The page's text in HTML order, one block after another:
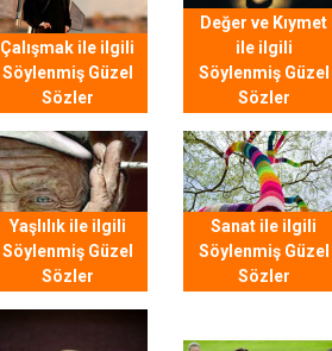
Çalışmak ile ilgili
Söylenmiş Güzel
Sözler
Değer ve Kıymet
ile ilgili
Söylenmiş Güzel
Sözler
Yaşlılık ile ilgili
Söylenmiş Güzel
Sözler
Sanat ile ilgili
Söylenmiş Güzel
Sözler